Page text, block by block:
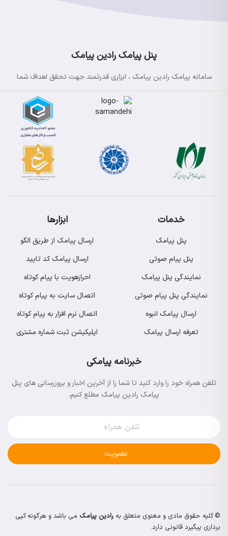
پنل پیامک رادین پیامک
سامانه پیامک رادین پیامک ، ابزاری قدرتمند جهت تحقق اهداف شما
خدمات
پنل پیامک
پنل پیام صوتی
نمایندگی پنل پیامک
نمایندگی پنل پیام صوتی
ارسال پیامک انبوه
تعرفه ارسال پیامک
ابزارها
ارسال پیامک از طریق الگو
ارسال پیامک کد تایید
احرازهویت با پیام کوتاه
اتصال سایت به پیام کوتاه
اتصال نرم افزار به پیام کوتاه
اپلیکیشن ثبت شماره مشتری
خبرنامه پیامکی
تلفن همراه خود را وارد کنید تا شما را از آخرین اخبار و بروزرسانی های پنل
پیامک رادین پیامک مطلع کنیم.
عضویت
© کلیه حقوق مادی و معنوی متعلق به رادین پیامک می باشد و هرگونه کپی
برداری پیگیرد قانونی دارد.